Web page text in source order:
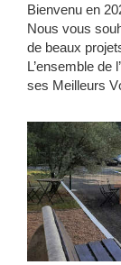
Bienvenu en
Nous vous
de beaux
L’ensemble
ses Meilleurs